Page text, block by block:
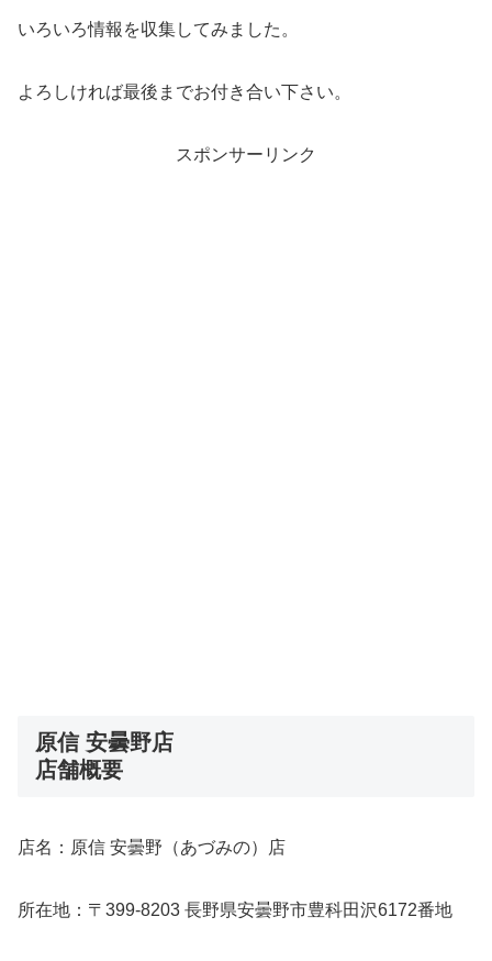
いろいろ情報を収集してみました。
よろしければ最後までお付き合い下さい。
スポンサーリンク
原信 安曇野店
店舗概要
店名：原信 安曇野（あづみの）店
所在地：〒399-8203 長野県安曇野市豊科田沢6172番地